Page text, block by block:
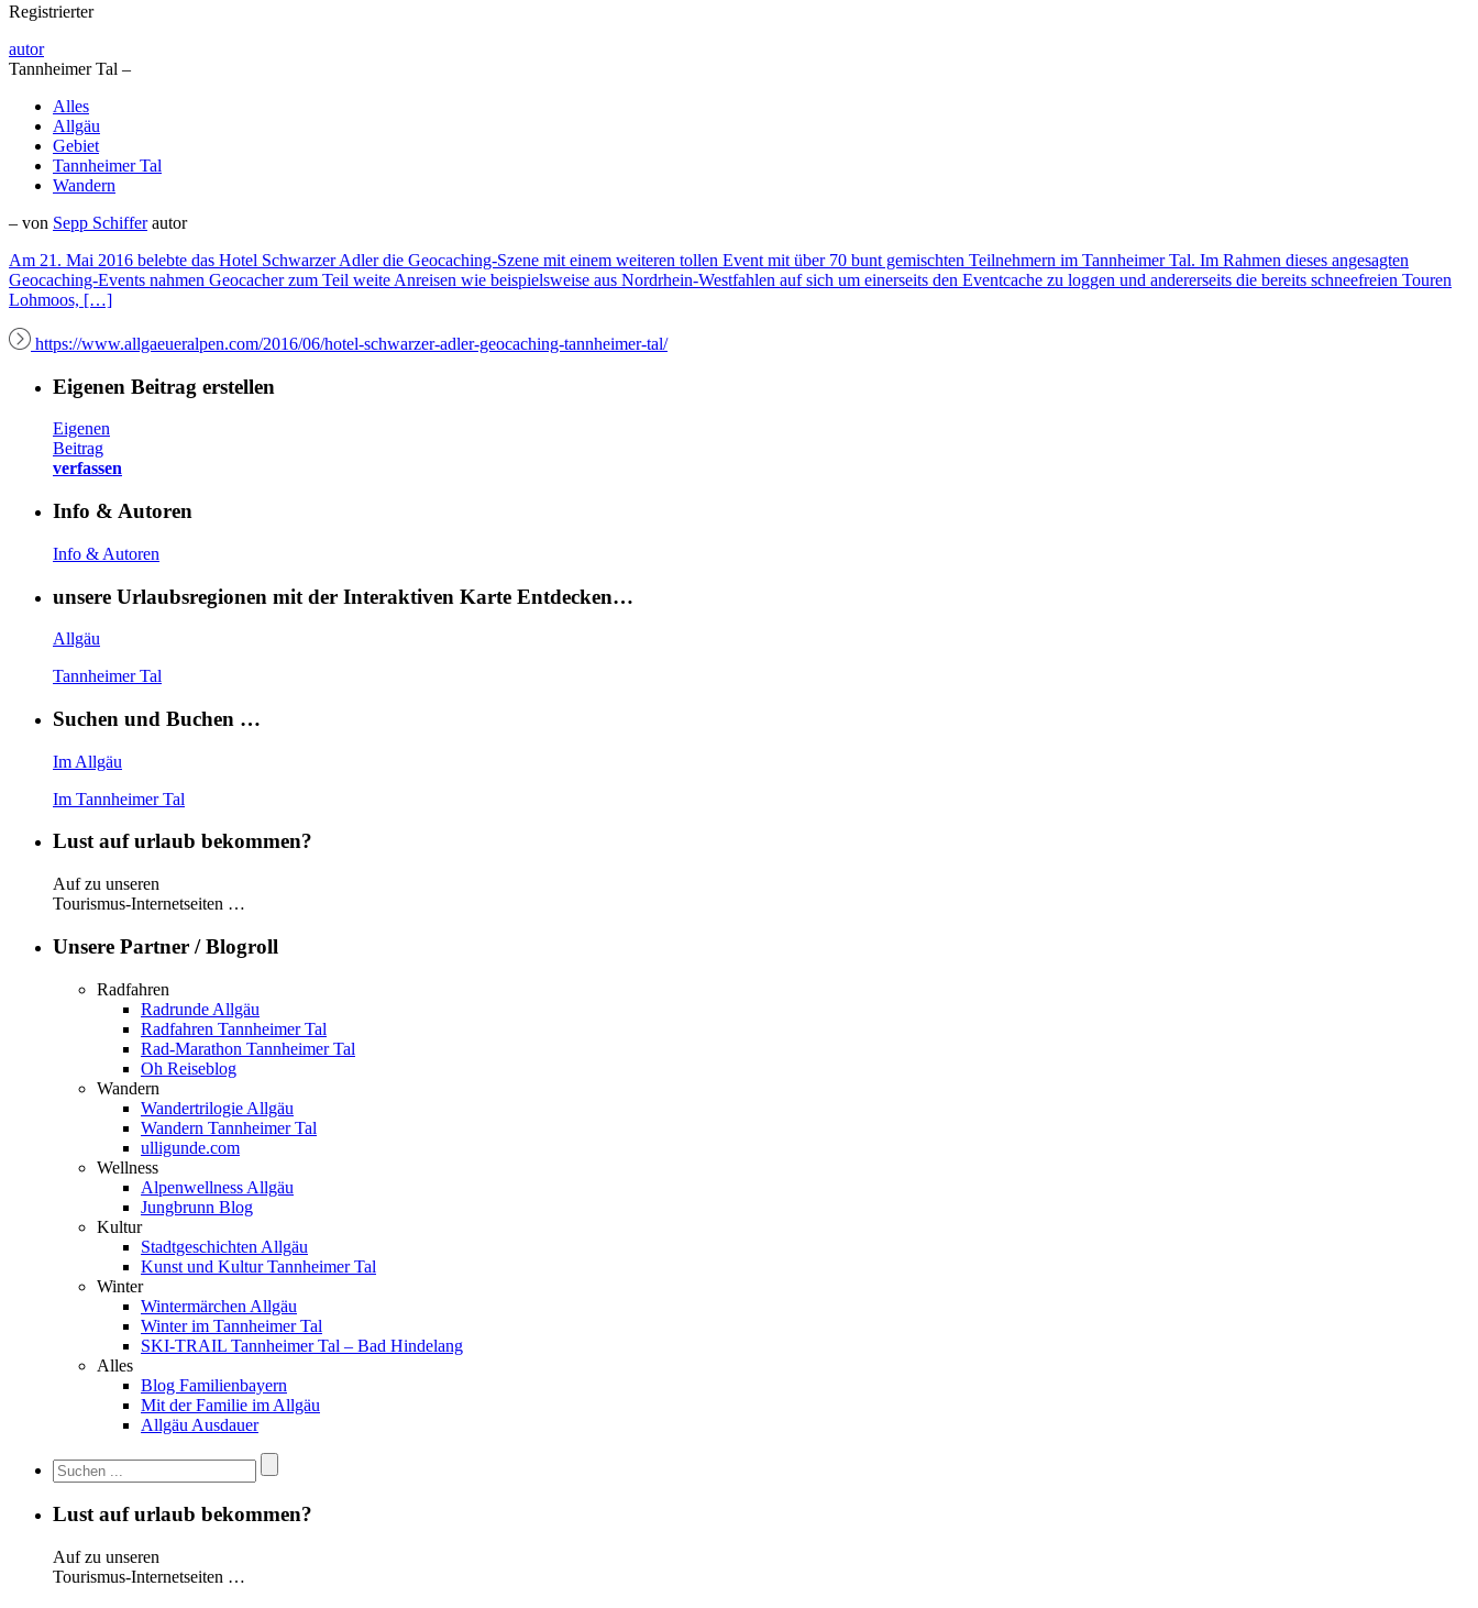
Registrierter
autor
Tannheimer Tal –
Alles
Allgäu
Gebiet
Tannheimer Tal
Wandern
– von Sepp Schiffer autor
Am 21. Mai 2016 belebte das Hotel Schwarzer Adler die Geocaching-Szene mit einem weiteren tollen Event mit über 70 bunt gemischten Teilnehmern im Tannheimer Tal. Im Rahmen dieses angesagten
Geocaching-Events nahmen Geocacher zum Teil weite Anreisen wie beispielsweise aus Nordrhein-Westfahlen auf sich um einerseits den Eventcache zu loggen und andererseits die bereits schneefreien Touren
Lohmoos, […]
https://www.allgaeueralpen.com/2016/06/hotel-schwarzer-adler-geocaching-tannheimer-tal/
Eigenen Beitrag erstellen
Eigenen
Beitrag
verfassen
Info & Autoren
Info & Autoren
unsere Urlaubsregionen mit der Interaktiven Karte Entdecken…
Allgäu
Tannheimer Tal
Suchen und Buchen …
Im Allgäu
Im Tannheimer Tal
Lust auf urlaub bekommen?
Auf zu unseren
Tourismus-Internetseiten …
Unsere Partner / Blogroll
Radfahren
Radrunde Allgäu
Radfahren Tannheimer Tal
Rad-Marathon Tannheimer Tal
Oh Reiseblog
Wandern
Wandertrilogie Allgäu
Wandern Tannheimer Tal
ulligunde.com
Wellness
Alpenwellness Allgäu
Jungbrunn Blog
Kultur
Stadtgeschichten Allgäu
Kunst und Kultur Tannheimer Tal
Winter
Wintermärchen Allgäu
Winter im Tannheimer Tal
SKI-TRAIL Tannheimer Tal – Bad Hindelang
Alles
Blog Familienbayern
Mit der Familie im Allgäu
Allgäu Ausdauer
Lust auf urlaub bekommen?
Auf zu unseren
Tourismus-Internetseiten …